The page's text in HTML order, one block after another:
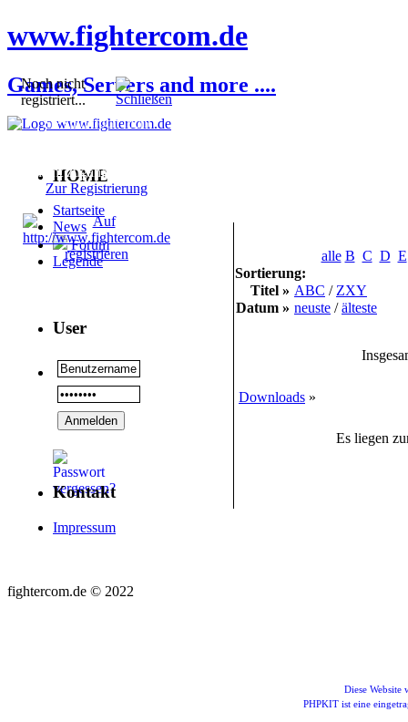
www.fightercom.de
Games, Servers and more ....
HOME
Startseite
News
Forum
Legende
User
Kontakt
Impressum
alle B C D E
Sortierung:
Titel » ABC / ZXY
Datum » neuste /älteste
Downloads »
Es liegen
fightercom.de © 2022
Noch nicht
registriert...
Sie sind noch nicht
nicht zugänglich sein.
Zur Registrierung
Diese Website
PHPKIT ist eine